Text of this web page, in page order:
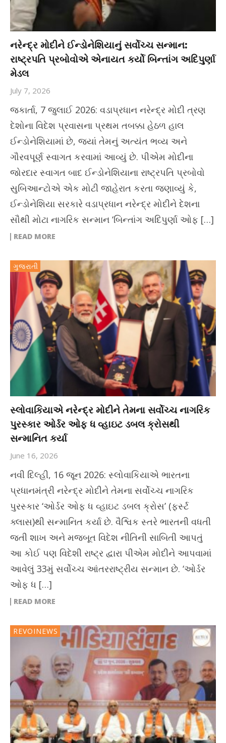
નરેન્દ્ર મોદીને ઈન્ડોનેશિયાનું સર્વોચ્ચ સન્માન:
રાષ્ટ્રપતિ પ્રબોવોએ એનાયત કર્યો બિન્તાંગ અદિપુર્ણા
મેડલ
July 7, 2026
જકાર્તા, 7 જુલાઈ 2026: વડાપ્રધાન નરેન્દ્ર મોદી ત્રણ
દેશોના વિદેશ પ્રવાસના પ્રથમ તબક્કા હેઠળ હાલ
ઈન્ડોનેશિયામાં છે, જ્યાં તેમનું અત્યંત ભવ્ય અને
ગૌરવપૂર્ણ સ્વાગત કરવામાં આવ્યું છે. પીએમ મોદીના
જોરદાર સ્વાગત બાદ ઈન્ડોનેશિયાના રાષ્ટ્રપતિ પ્રબોવો
સુબિઆન્ટોએ એક મોટી જાહેરાત કરતા જણાવ્યું કે,
ઈન્ડોનેશિયા સરકારે વડાપ્રધાન નરેન્દ્ર મોદીને દેશના
સૌથી મોટા નાગરિક સન્માન ‘બિન્તાંગ અદિપુર્ણા ઓફ […]
READ MORE
ગુજરાતી
સ્લોવાકિયાએ નરેન્દ્ર મોદીને તેમના સર્વોચ્ચ નાગરિક
પુરસ્કાર ઓર્ડર ઓફ ધ વ્હાઇટ ડબલ ક્રોસથી
સન્માનિત કર્યા
June 16, 2026
નવી દિલ્હી, 16 જૂન 2026: સ્લોવાકિયાએ ભારતના
પ્રધાનમંત્રી નરેન્દ્ર મોદીને તેમના સર્વોચ્ચ નાગરિક
પુરસ્કાર ‘ઓર્ડર ઓફ ધ વ્હાઇટ ડબલ ક્રોસ’ (ફર્સ્ટ
ક્લાસ)થી સન્માનિત કર્યા છે. વૈશ્વિક સ્તરે ભારતની વધતી
જતી શાખ અને મજબૂત વિદેશ નીતિની સાબિતી આપતું
આ કોઈ પણ વિદેશી રાષ્ટ્ર દ્વારા પીએમ મોદીને આપવામાં
આવેલું 33મું સર્વોચ્ચ આંતરરાષ્ટ્રીય સન્માન છે. ‘ઓર્ડર
ઓફ ધ […]
READ MORE
REVOINEWS